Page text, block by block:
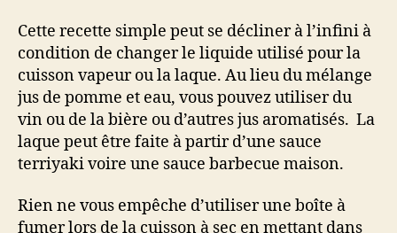
Cette recette simple peut se décliner à l’infini à
condition de changer le liquide utilisé pour la
cuisson vapeur ou la laque. Au lieu du mélange
jus de pomme et eau, vous pouvez utiliser du
vin ou de la bière ou d’autres jus aromatisés. La
laque peut être faite à partir d’une sauce
terriyaki voire une sauce barbecue maison.
Rien ne vous empêche d’utiliser une boîte à
fumer lors de la cuisson à sec en mettant dans